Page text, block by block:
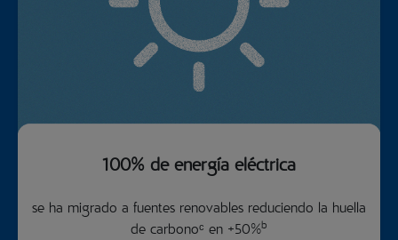
100% de energía eléctrica
se ha migrado a fuentes renovables reduciendo la huella
de carbonoᶜ en +50%b